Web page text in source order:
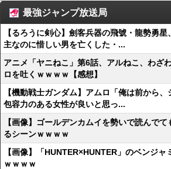
最強ジャンプ放送局
【るろうに剣心】劍客兵器の飛號・龍勢勇
主なのに惜しい男を亡くした・...
アニメ「ヤニねこ」第6話、アルねこ、わざ
ロを吐くｗｗｗｗ【感想】
【機動戦士ガンダム】アムロ「俺は前から
包容力のある女性が良いと思っ...
【画像】ゴールデンカムイを勢いで読んで
るシーンｗｗｗｗ
【画像】「HUNTER×HUNTER」のベンジ
ｗｗｗｗ